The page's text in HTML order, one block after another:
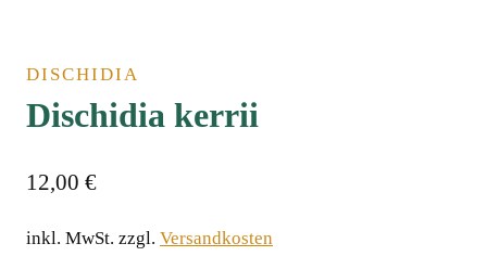
DISCHIDIA
Dischidia kerrii
12,00 €
inkl. MwSt. zzgl. Versandkosten